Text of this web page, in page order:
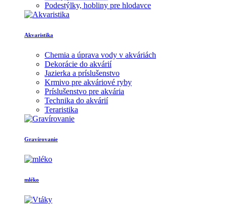
Podestýlky, hobliny pre hlodavce
Akvaristika
Chemia a úprava vody v akváriách
Dekorácie do akvárií
Jazierka a príslušenstvo
Krmivo pre akváriové ryby
Príslušenstvo pre akvária
Technika do akvárií
Teraristika
Gravírovanie
mléko